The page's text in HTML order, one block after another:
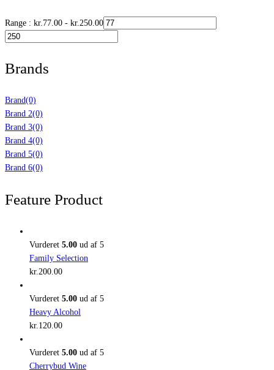
Range : kr. 77.00 - kr. 250.00
Brands
Brand(0)
Brand 2(0)
Brand 3(0)
Brand 4(0)
Brand 5(0)
Brand 6(0)
Feature Product
Vurderet 5.00 ud af 5
Family Selection
kr. 200.00
Vurderet 5.00 ud af 5
Heavy Alcohol
kr. 120.00
Vurderet 5.00 ud af 5
Cherrybud Wine